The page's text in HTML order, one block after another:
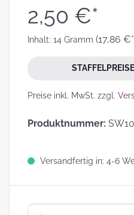
2,50 €*
Inhalt: 14 Gramm (17,86
Preise inkl. MwSt. zzgl.
Produktnummer:
Versandfertig in: 4-6